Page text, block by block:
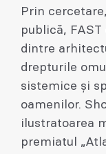
Prin
publică,
dintre
drepturile
sistemice și
oamenilor.
ilustratoarea
premiatul